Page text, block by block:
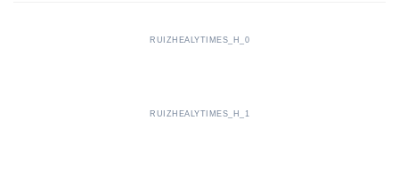
RUIZHEALYTIMES_H_0
RUIZHEALYTIMES_H_1